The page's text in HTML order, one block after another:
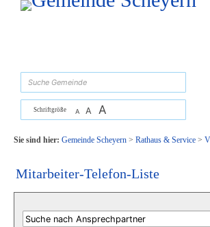
Zum Inhalt, zur Navigationoder zur Startseite springen.
Schriftgröße A A A
Sie sind hier: Gemeinde Scheyern> Rathaus & Service>
Mitarbeiter-Telefon-Liste